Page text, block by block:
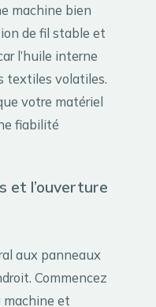
machine bien
de fil stable et
l’huile interne
textiles volatiles.
votre matériel
fiabilité
et l’ouverture
aux panneaux
Commencez
machine et